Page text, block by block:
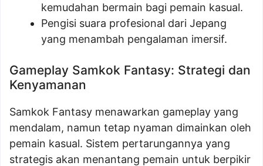
kemudahan bermain bagi pemain kasual.
Pengisi suara profesional dari Jepang
yang menambah pengalaman imersif.
Gameplay Samkok Fantasy: Strategi dan
Kenyamanan
Samkok Fantasy menawarkan gameplay yang
mendalam, namun tetap nyaman dimainkan oleh
pemain kasual. Sistem pertarungannya yang
strategis akan menantang pemain untuk berpikir